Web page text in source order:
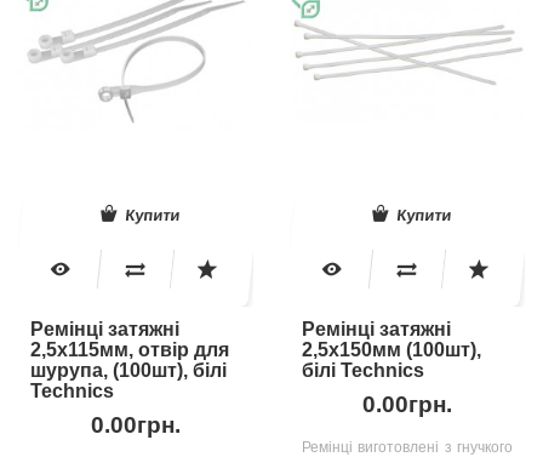
Купити
Ремінці затяжні
2,5х115мм, отвір для
шурупа, (100шт), білі
Technics
0.00грн.
Купити
Ремінці затяжні
2,5х150мм (100шт),
білі Technics
0.00грн.
Ремінці виготовлені з гнучкого